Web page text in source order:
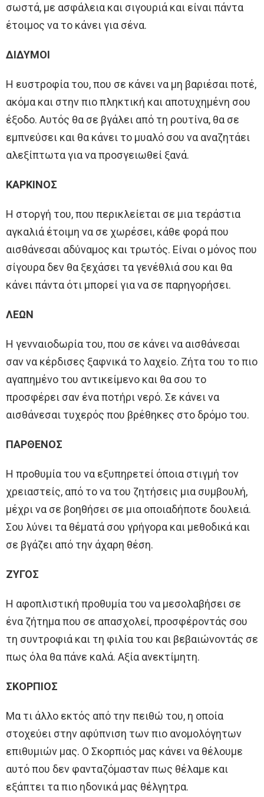
σωστά, με ασφάλεια και σιγουριά και είναι πάντα
έτοιμος να το κάνει για σένα.
ΔΙΔΥΜΟΙ
Η ευστροφία του, που σε κάνει να μη βαριέσαι ποτέ,
ακόμα και στην πιο πληκτική και αποτυχημένη σου
έξοδο. Αυτός θα σε βγάλει από τη ρουτίνα, θα σε
εμπνεύσει και θα κάνει το μυαλό σου να αναζητάει
αλεξίπτωτα για να προσγειωθεί ξανά.
ΚΑΡΚΙΝΟΣ
Η στοργή του, που περικλείεται σε μια τεράστια
αγκαλιά έτοιμη να σε χωρέσει, κάθε φορά που
αισθάνεσαι αδύναμος και τρωτός. Είναι ο μόνος που
σίγουρα δεν θα ξεχάσει τα γενέθλιά σου και θα
κάνει πάντα ότι μπορεί για να σε παρηγορήσει.
ΛΕΩΝ
Η γενναιοδωρία του, που σε κάνει να αισθάνεσαι
σαν να κέρδισες ξαφνικά το λαχείο. Ζήτα του το πιο
αγαπημένο του αντικείμενο και θα σου το
προσφέρει σαν ένα ποτήρι νερό. Σε κάνει να
αισθάνεσαι τυχερός που βρέθηκες στο δρόμο του.
ΠΑΡΘΕΝΟΣ
Η προθυμία του να εξυπηρετεί όποια στιγμή τον
χρειαστείς, από το να του ζητήσεις μια συμβουλή,
μέχρι να σε βοηθήσει σε μια οποιαδήποτε δουλειά.
Σου λύνει τα θέματά σου γρήγορα και μεθοδικά και
σε βγάζει από την άχαρη θέση.
ΖΥΓΟΣ
Η αφοπλιστική προθυμία του να μεσολαβήσει σε
ένα ζήτημα που σε απασχολεί, προσφέροντάς σου
τη συντροφιά και τη φιλία του και βεβαιώνοντάς σε
πως όλα θα πάνε καλά. Αξία ανεκτίμητη.
ΣΚΟΡΠΙΟΣ
Μα τι άλλο εκτός από την πειθώ του, η οποία
στοχεύει στην αφύπνιση των πιο ανομολόγητων
επιθυμιών μας. Ο Σκορπιός μας κάνει να θέλουμε
αυτό που δεν φανταζόμασταν πως θέλαμε και
εξάπτει τα πιο ηδονικά μας θέλγητρα.